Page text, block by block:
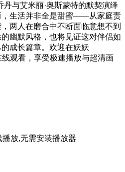
丹与艾米丽·奥斯蒙特的默契演绎
，生活并非全是甜蜜——从家庭责
两人在磨合中不断面临意想不到
幽默风格，也将见证这对伴侣如
成长篇章。欢迎在妖妖
线观看，享受极速播放与超清画
放,无需安装播放器